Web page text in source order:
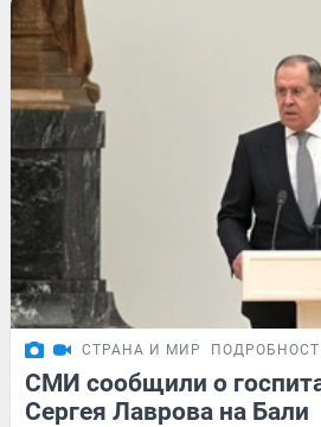
СТРАНА И МИР
СМИ сообщили о
Сергея Лаврова на Бали